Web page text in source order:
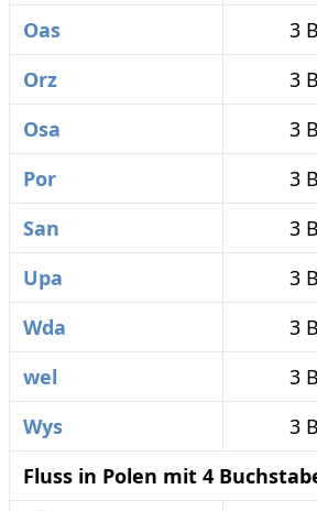
Oas
3
Orz
3
Osa
3
Por
3
San
3
Upa
3
Wda
3
wel
3
Wys
3
Fluss in Polen mit 4